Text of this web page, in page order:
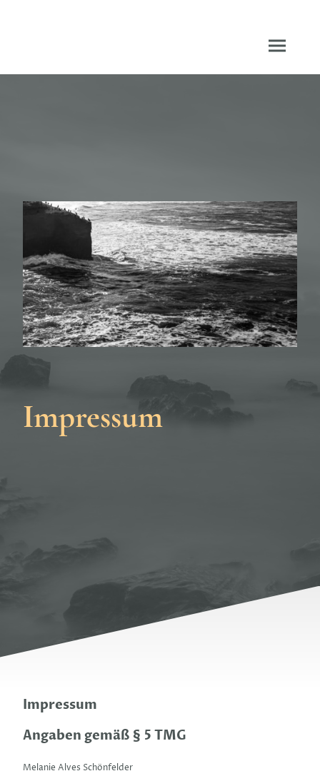
Impressum
Impressum
Angaben gemäß § 5 TMG
Melanie Alves Schönfelder